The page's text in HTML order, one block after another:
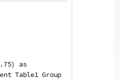
as
Table1 Group